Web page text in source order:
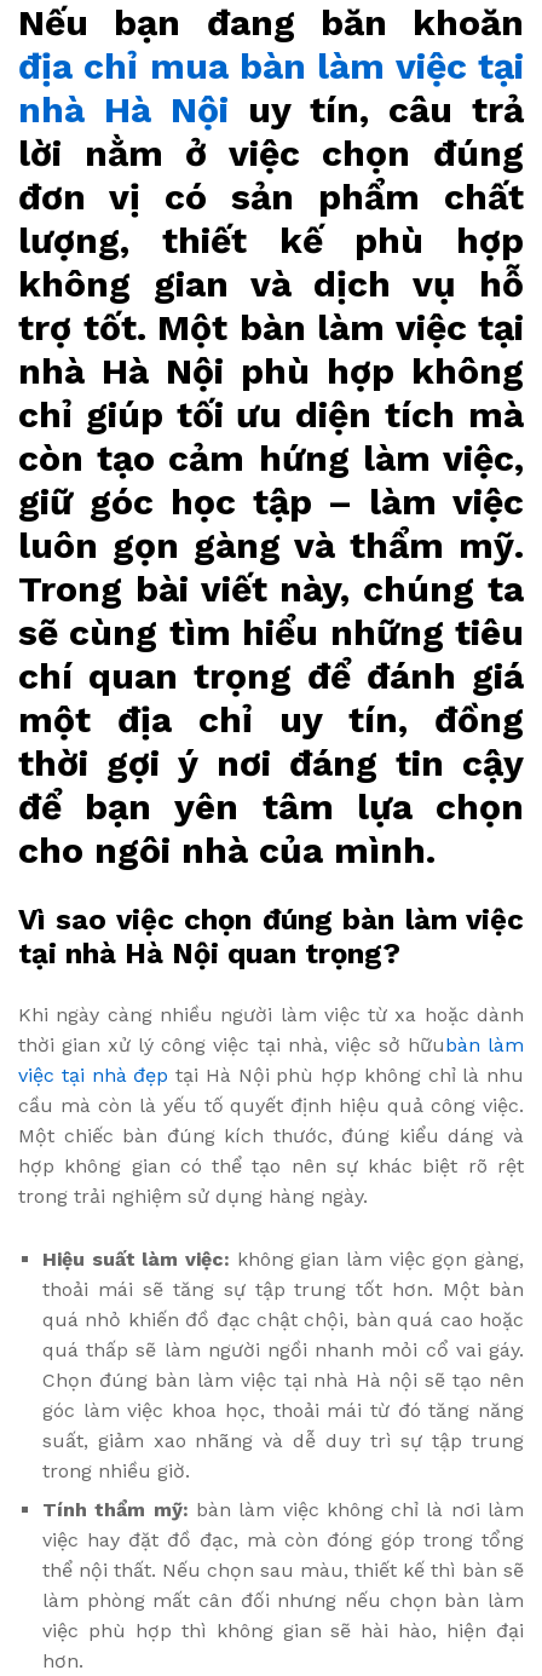
Nếu bạn đang băn khoăn
địa chỉ mua bàn làm việc tại
nhà Hà Nội uy tín, câu trả
lời nằm ở việc chọn đúng
đơn vị có sản phẩm chất
lượng, thiết kế phù hợp
không gian và dịch vụ hỗ
trợ tốt. Một bàn làm việc tại
nhà Hà Nội phù hợp không
chỉ giúp tối ưu diện tích mà
còn tạo cảm hứng làm việc,
giữ góc học tập – làm việc
luôn gọn gàng và thẩm mỹ.
Trong bài viết này, chúng ta
sẽ cùng tìm hiểu những tiêu
chí quan trọng để đánh giá
một địa chỉ uy tín, đồng
thời gợi ý nơi đáng tin cậy
để bạn yên tâm lựa chọn
cho ngôi nhà của mình.
Vì sao việc chọn đúng bàn làm việc
tại nhà Hà Nội quan trọng?
Khi ngày càng nhiều người làm việc từ xa hoặc dành
thời gian xử lý công việc tại nhà, việc sở hữubàn làm
việc tại nhà đẹp tại Hà Nội phù hợp không chỉ là nhu
cầu mà còn là yếu tố quyết định hiệu quả công việc.
Một chiếc bàn đúng kích thước, đúng kiểu dáng và
hợp không gian có thể tạo nên sự khác biệt rõ rệt
trong trải nghiệm sử dụng hàng ngày.
Hiệu suất làm việc: không gian làm việc gọn gàng,
thoải mái sẽ tăng sự tập trung tốt hơn. Một bàn
quá nhỏ khiến đồ đạc chật chội, bàn quá cao hoặc
quá thấp sẽ làm người ngồi nhanh mỏi cổ vai gáy.
Chọn đúng bàn làm việc tại nhà Hà nội sẽ tạo nên
góc làm việc khoa học, thoải mái từ đó tăng năng
suất, giảm xao nhãng và dễ duy trì sự tập trung
trong nhiều giờ.
Tính thẩm mỹ: bàn làm việc không chỉ là nơi làm
việc hay đặt đồ đạc, mà còn đóng góp trong tổng
thể nội thất. Nếu chọn sau màu, thiết kế thì bàn sẽ
làm phòng mất cân đối nhưng nếu chọn bàn làm
việc phù hợp thì không gian sẽ hài hào, hiện đại
hơn.